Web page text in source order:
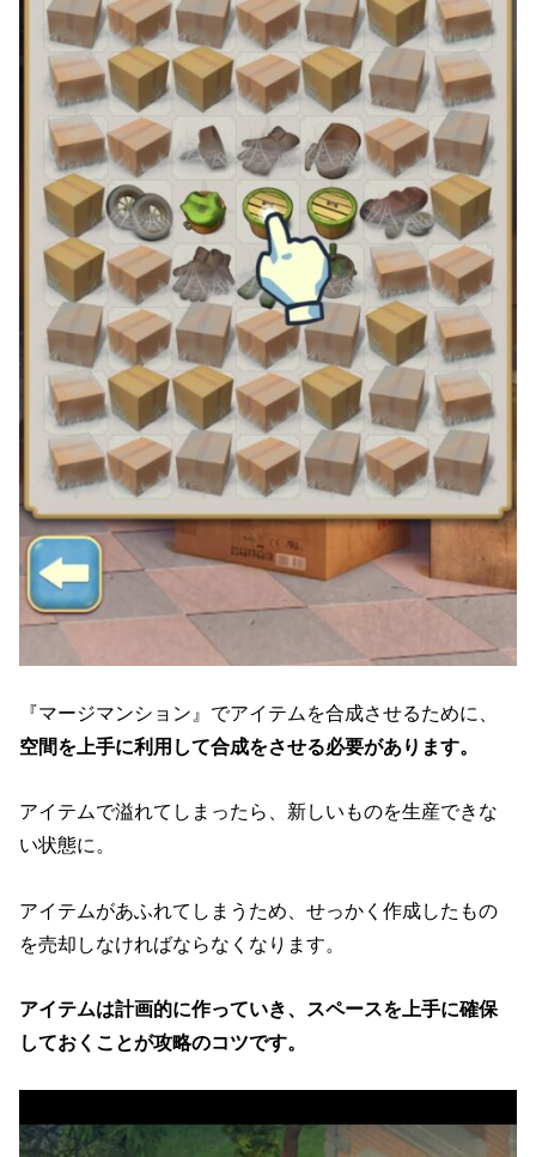
『マージマンション』でアイテムを合成させるために、
空間を上手に利用して合成をさせる必要があります。
アイテムで溢れてしまったら、新しいものを生産できな
い状態に。
アイテムがあふれてしまうため、せっかく作成したもの
を売却しなければならなくなります。
アイテムは計画的に作っていき、スペースを上手に確保
しておくことが攻略のコツです。